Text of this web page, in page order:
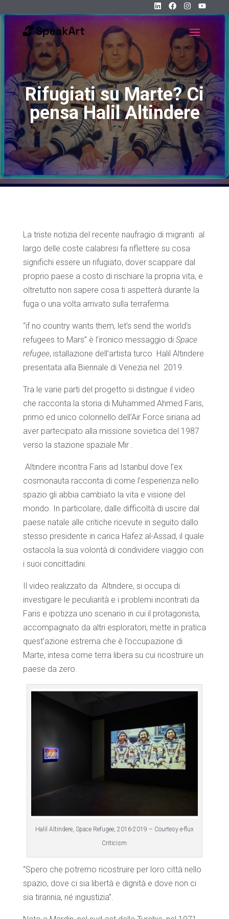
Rifugiati su Marte? Ci
pensa Halil Altindere
La triste notizia del recente naufragio di migranti al
largo delle coste calabresi fa riflettere su cosa
significhi essere un rifugiato, dover scappare dal
proprio paese a costo di rischiare la propria vita, e
oltretutto non sapere cosa ti aspetterà durante la
fuga o una volta arrivato sulla terraferma.
“if no country wants them, let’s send the world’s
refugees to Mars” è l’ironico messaggio di Space
refugee, istallazione dell’artista turco Halil Altındere
presentata alla Biennale di Venezia nel 2019.
Tra le varie parti del progetto si distingue il video
che racconta la storia di Muhammed Ahmed Faris,
primo ed unico colonnello dell’Air Force siriana ad
aver partecipato alla missione sovietica del 1987
verso la stazione spaziale Mir .
Altındere incontra Faris ad Istanbul dove l’ex
cosmonauta racconta di come l’esperienza nello
spazio gli abbia cambiato la vita e visione del
mondo. In particolare, dalle difficoltà di uscire dal
paese natale alle critiche ricevute in seguito dallo
stesso presidente in carica Hafez al-Assad, il quale
ostacola la sua volontà di condividere viaggio con
i suoi concittadini.
Il video realizzato da Altındere, si occupa di
investigare le peculiarità e i problemi incontrati da
Faris e ipotizza uno scenario in cui il protagonista,
accompagnato da altri esploratori, mette in pratica
quest’azione estrema che è l’occupazione di
Marte, intesa come terra libera su cui ricostruire un
paese da zero.
Halil Altindere, Space Refugee, 2016-2019 – Courtesy e-flux
Criticism
“Spero che potremo ricostruire per loro città nello
spazio, dove ci sia libertà e dignità e dove non ci
sia tirannia, né ingiustizia”.